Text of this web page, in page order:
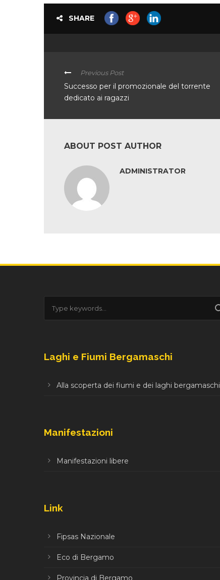
SHARE
Previous Post
Successo per il promozionale del torrente
dedicato ai ragazzi
ABOUT POST AUTHOR
ADMINISTRATOR
Laghi e Fiumi Bergamaschi
Alla scoperta dei fiumi e dei laghi bergamaschi
Manifestazioni
Manifestazioni libere
Link
Fipsas Nazionale
Eco di Bergamo
Provincia di Bergamo